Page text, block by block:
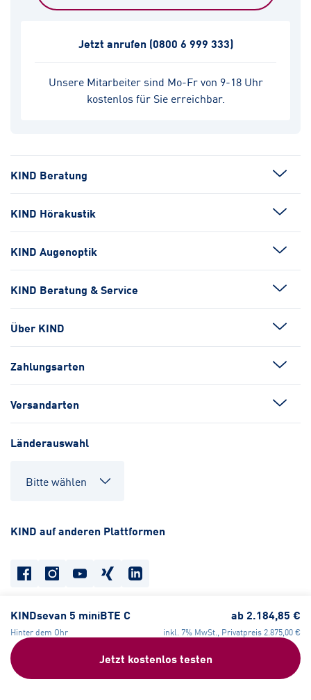
KINDsevan 5 miniBTE C ab 2.184,85 €
Hinter dem Ohr inkl. 7% MwSt., Privatpreis 2.875,00 €
Jetzt kostenlos testen
Unsere Mitarbeiter sind Mo-Fr von 9-18 Uhr
kostenlos für Sie erreichbar.
Jetzt anrufen (0800 6 999 333)
KIND Beratung
KIND Hörakustik
KIND Augenoptik
KIND Beratung & Service
Über KIND
Zahlungsarten
Versandarten
Länderauswahl
KIND auf anderen Plattformen
© KIND GmbH & Co. KG2026
Datenschutz Cookie-Einstellungen
Barrierefreiheit